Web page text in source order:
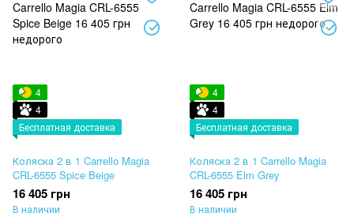
4
4
Бесплатная доставка
Коляска 2 в 1 Carrello Magia
CRL-6555 Spice Beige
16 405 грн
В наличии
4
4
Бесплатная доставка
Коляска 2 в 1 Carrello Magia
CRL-6555 Elm Grey
16 405 грн
В наличии